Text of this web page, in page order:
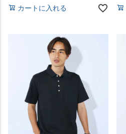
カートに入れる